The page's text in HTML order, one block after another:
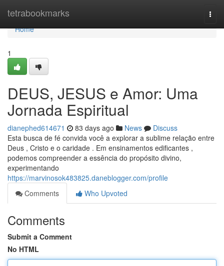
tetrabookmarks
Home
Home
1
DEUS, JESUS e Amor: Uma
Jornada Espiritual
dianephed614671 83 days ago News
Discuss
Esta busca de fé convida você a explorar a sublime relação entre
Deus , Cristo e o caridade . Em ensinamentos edificantes ,
podemos compreender a essência do propósito divino,
experimentando
https://marvinosok483825.daneblogger.com/profile
Comments
Who Upvoted
Comments
Submit a Comment
No HTML